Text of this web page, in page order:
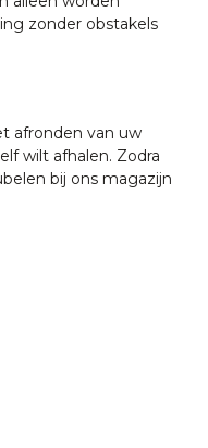
zonder obstakels
afronden van uw
wilt afhalen. Zodra
bij ons magazijn